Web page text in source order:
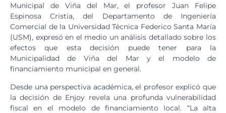
Municipal de Viña del Mar, el profesor Juan Felipe
Espinosa Cristia, del Departamento de Ingeniería
Comercial de la Universidad Técnica Federico Santa María
(USM), expresó en el medio un análisis detallado sobre los
efectos que esta decisión puede tener para la
Municipalidad de Viña del Mar y el modelo de
financiamiento municipal en general.
Desde una perspectiva académica, el profesor explicó que
la decisión de Enjoy revela una profunda vulnerabilidad
fiscal en el modelo de financiamiento local. “La alta